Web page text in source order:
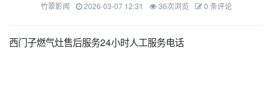
竹翠影闻 2026-03-07 12:31 36次浏览 0 条评论
西门子燃气灶售后服务24小时人工服务电话